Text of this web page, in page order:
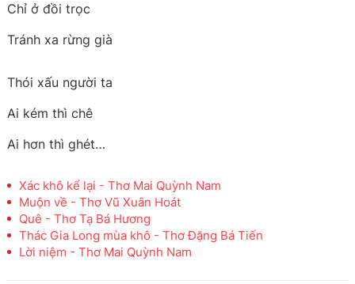
Chỉ ở đồi trọc
Tránh xa rừng già
Thói xấu người ta
Ai kém thì chê
Ai hơn thì ghét…
Xác khô kể lại - Thơ Mai Quỳnh Nam
Muộn về - Thơ Vũ Xuân Hoát
Quê - Thơ Tạ Bá Hương
Thác Gia Long mùa khô - Thơ Đặng Bá Tiến
Lời niệm - Thơ Mai Quỳnh Nam